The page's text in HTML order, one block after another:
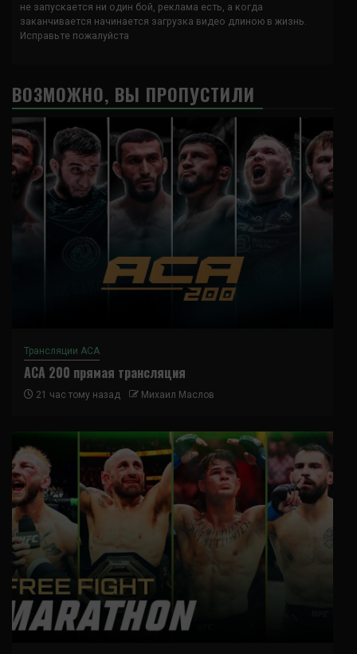
не запускается ни один бой, реклама есть, а когда
заканчивается начинается загрузка видео длиною в жизнь.
Исправьте пожалуйста
ВОЗМОЖНО, ВЫ ПРОПУСТИЛИ
Трансляции ACA
ACA 200 прямая трансляция
21 час тому назад Михаил Маслов